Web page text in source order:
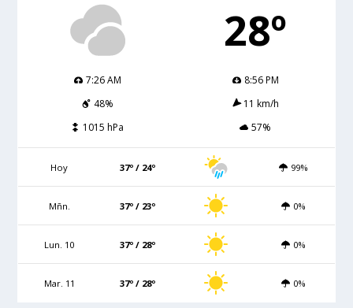
28º
7:26 AM
8:56 PM
48%
11 km/h
1015 hPa
57%
Hoy 37º / 24º 99%
Mñn. 37º / 23º 0%
Lun. 10 37º / 28º 0%
Mar. 11 37º / 28º 0%